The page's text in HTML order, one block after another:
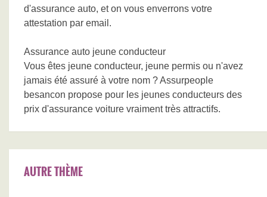
d'assurance auto, et on vous enverrons votre
attestation par email.
Assurance auto jeune conducteur
Vous êtes jeune conducteur, jeune permis ou n'avez
jamais été assuré à votre nom ? Assurpeople
besancon propose pour les jeunes conducteurs des
prix d'assurance voiture vraiment très attractifs.
AUTRE THÈME